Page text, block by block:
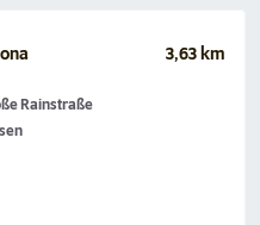
3,63 km
Rainstraße